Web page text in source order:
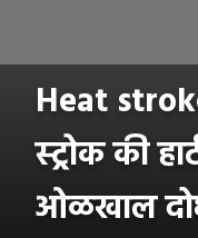
Heat
स्ट्रोक की
ओळखाल